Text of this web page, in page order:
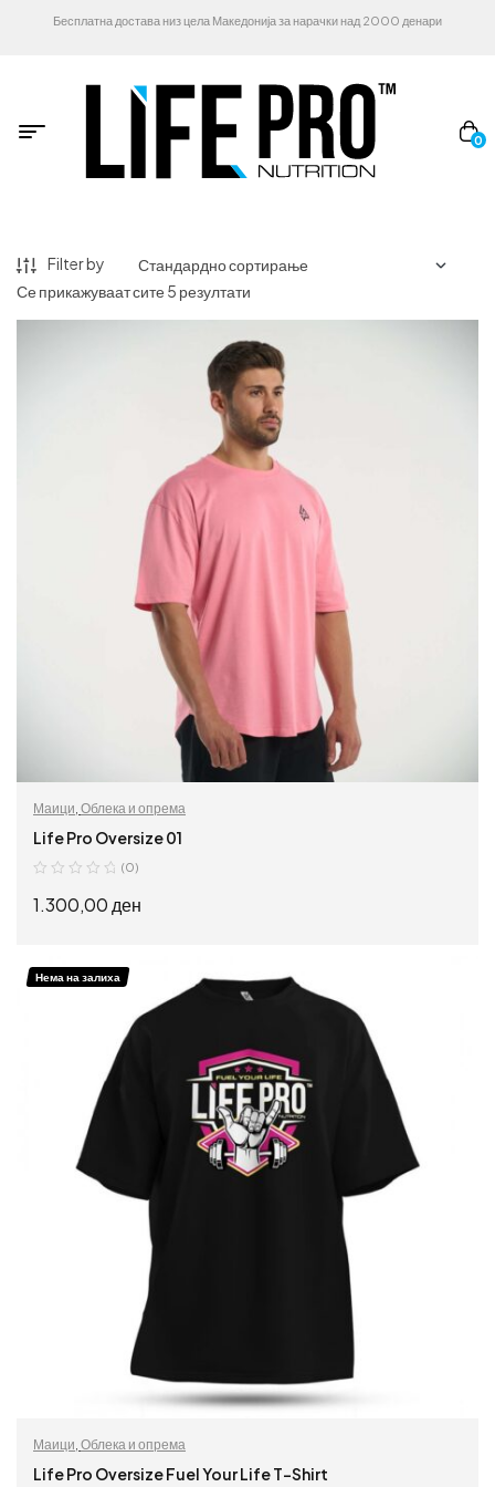
Бесплатна достава низ цела Македонија за нарачки над 2000 денари
0
Filter by
Се прикажуваат сите 5 резултати
Маици Облека и опрема
Life Pro Oversize 01
(0)
1.300,00ден
ИЗБЕРИ ОПЦИИ
Нема на залиха
Маици, Облека и опрема
Life Pro Oversize Fuel Your Life T-Shirt